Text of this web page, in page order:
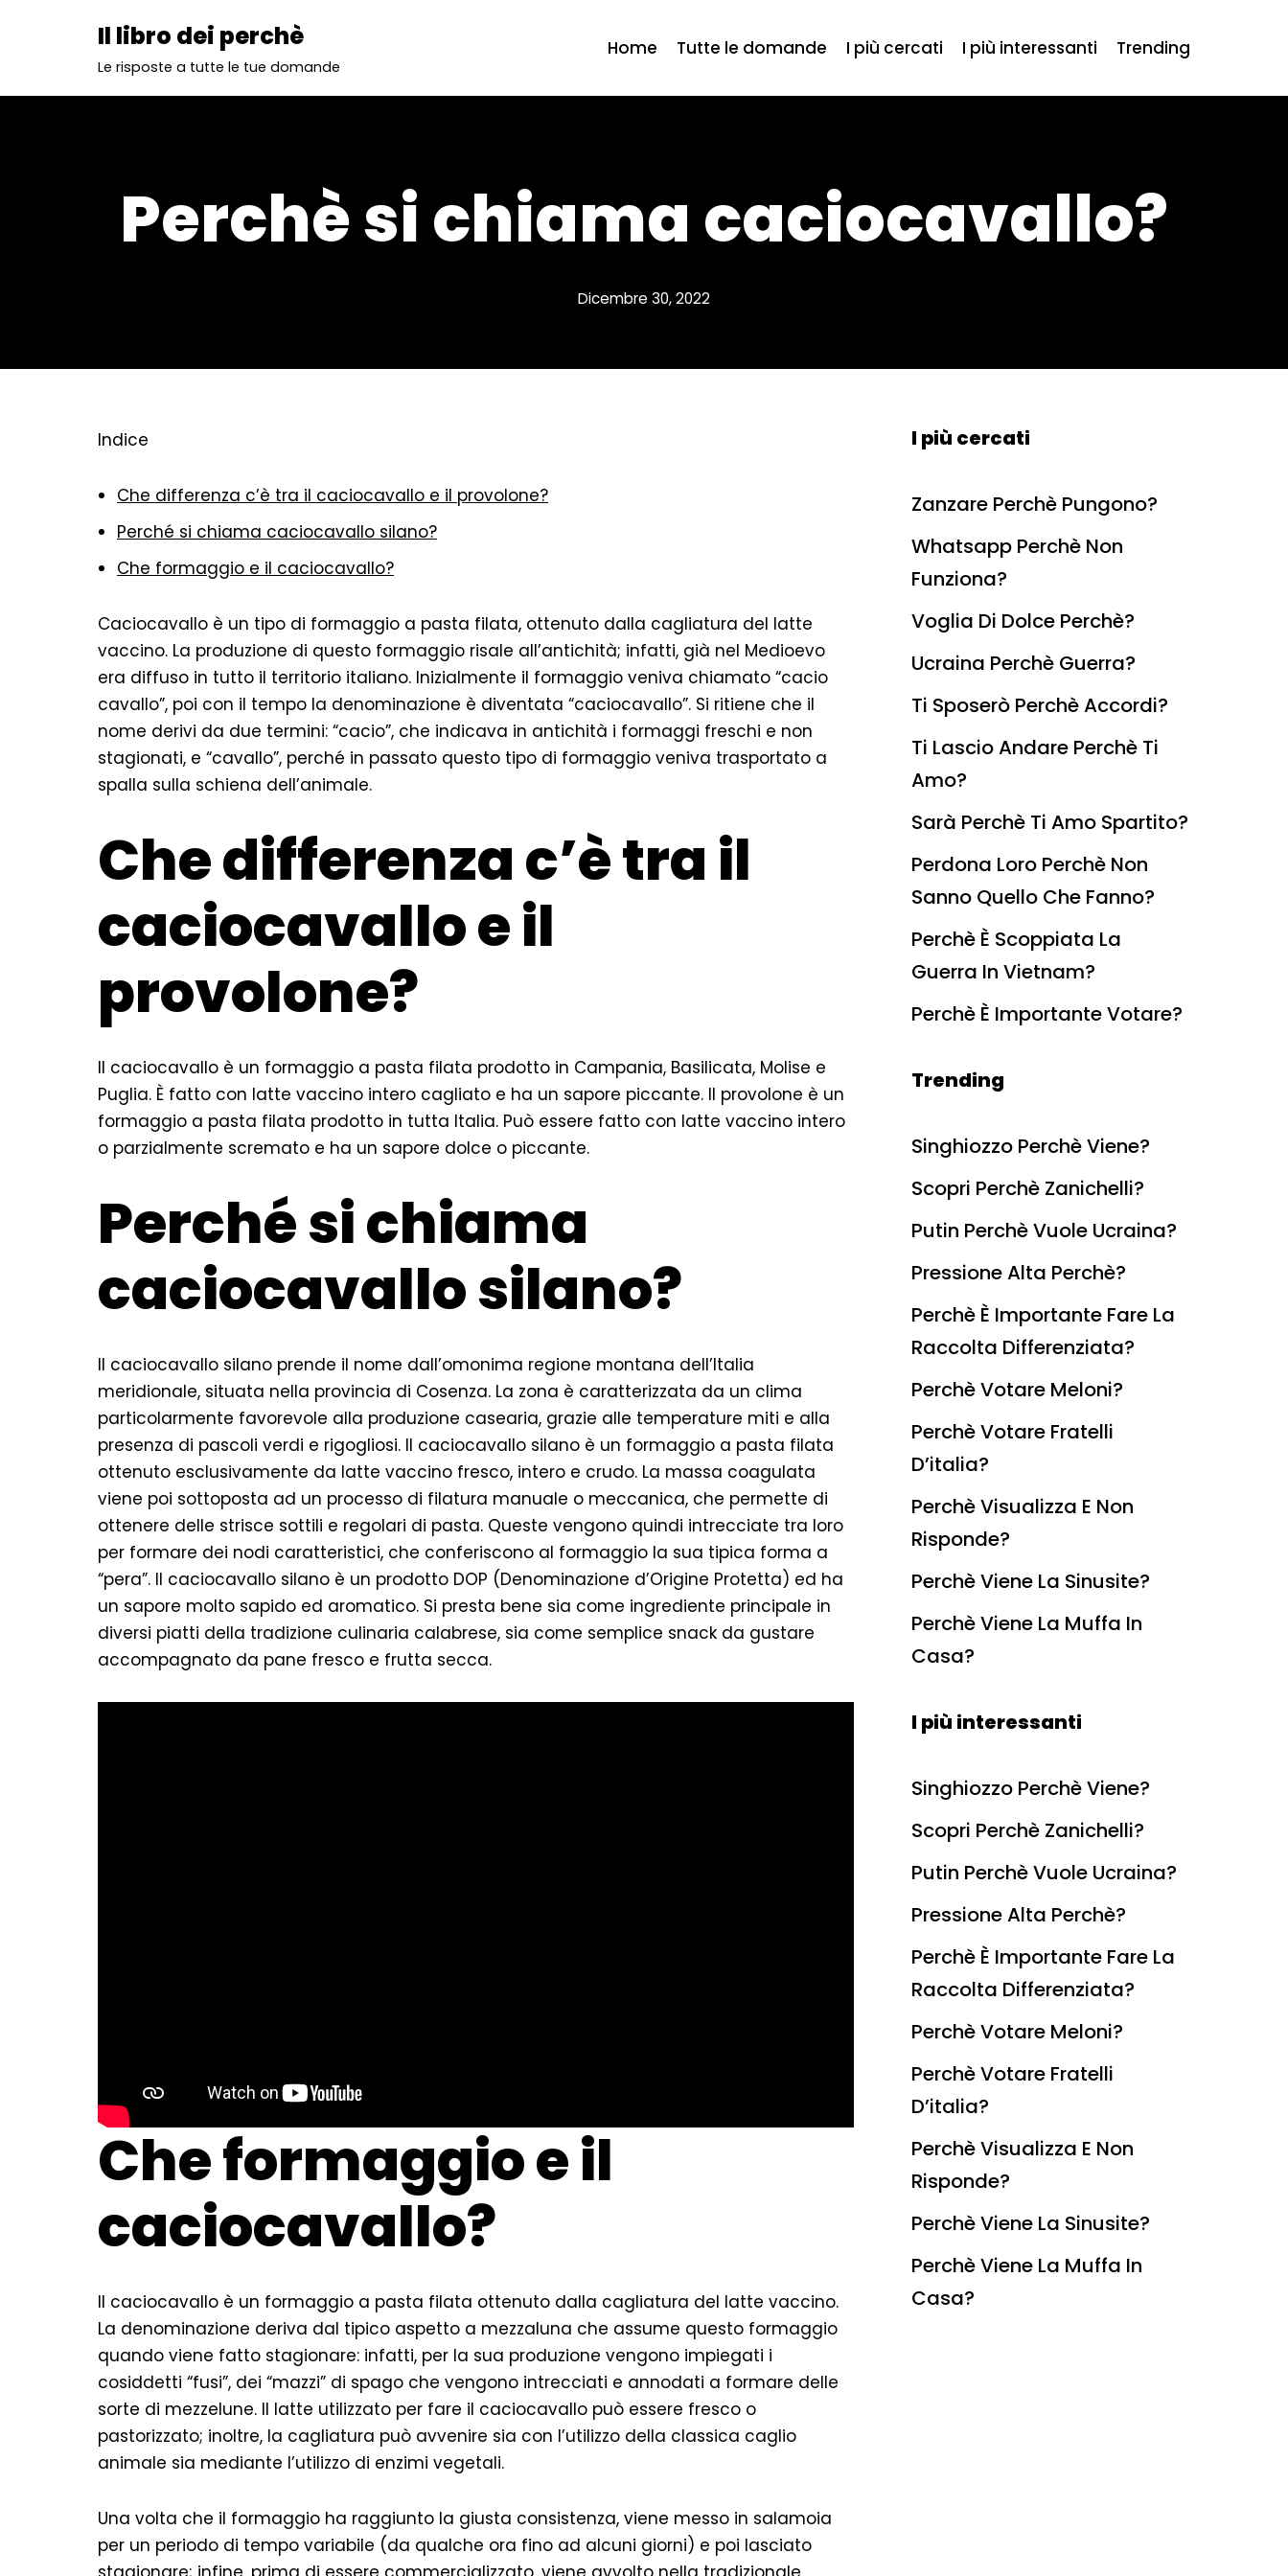
Il libro dei perchè
Le risposte a tutte le tue domande
Home Tutte le domande I più cercati I più interessanti Trending
Perchè si chiama caciocavallo?
Dicembre 30, 2022
Indice
Che differenza c’è tra il caciocavallo e il provolone?
Perché si chiama caciocavallo silano?
Che formaggio e il caciocavallo?
Caciocavallo è un tipo di formaggio a pasta filata, ottenuto dalla cagliatura del latte
vaccino. La produzione di questo formaggio risale all’antichità; infatti, già nel Medioevo
era diffuso in tutto il territorio italiano. Inizialmente il formaggio veniva chiamato “cacio
cavallo”, poi con il tempo la denominazione è diventata “caciocavallo”. Si ritiene che il
nome derivi da due termini: “cacio”, che indicava in antichità i formaggi freschi e non
stagionati, e “cavallo”, perché in passato questo tipo di formaggio veniva trasportato a
spalla sulla schiena dell’animale.
Che differenza c’è tra il
caciocavallo e il
provolone?
Il caciocavallo è un formaggio a pasta filata prodotto in Campania, Basilicata, Molise e
Puglia. È fatto con latte vaccino intero cagliato e ha un sapore piccante. Il provolone è un
formaggio a pasta filata prodotto in tutta Italia. Può essere fatto con latte vaccino intero
o parzialmente scremato e ha un sapore dolce o piccante.
Perché si chiama
caciocavallo silano?
Il caciocavallo silano prende il nome dall’omonima regione montana dell’Italia
meridionale, situata nella provincia di Cosenza. La zona è caratterizzata da un clima
particolarmente favorevole alla produzione casearia, grazie alle temperature miti e alla
presenza di pascoli verdi e rigogliosi. Il caciocavallo silano è un formaggio a pasta filata
ottenuto esclusivamente da latte vaccino fresco, intero e crudo. La massa coagulata
viene poi sottoposta ad un processo di filatura manuale o meccanica, che permette di
ottenere delle strisce sottili e regolari di pasta. Queste vengono quindi intrecciate tra loro
per formare dei nodi caratteristici, che conferiscono al formaggio la sua tipica forma a
“pera”. Il caciocavallo silano è un prodotto DOP (Denominazione d’Origine Protetta) ed ha
un sapore molto sapido ed aromatico. Si presta bene sia come ingrediente principale in
diversi piatti della tradizione culinaria calabrese, sia come semplice snack da gustare
accompagnato da pane fresco e frutta secca.
Che formaggio e il
caciocavallo?
Il caciocavallo è un formaggio a pasta filata ottenuto dalla cagliatura del latte vaccino.
La denominazione deriva dal tipico aspetto a mezzaluna che assume questo formaggio
quando viene fatto stagionare: infatti, per la sua produzione vengono impiegati i
cosiddetti “fusi”, dei “mazzi” di spago che vengono intrecciati e annodati a formare delle
sorte di mezzelune. Il latte utilizzato per fare il caciocavallo può essere fresco o
pastorizzato; inoltre, la cagliatura può avvenire sia con l’utilizzo della classica caglio
animale sia mediante l’utilizzo di enzimi vegetali.
Una volta che il formaggio ha raggiunto la giusta consistenza, viene messo in salamoia
per un periodo di tempo variabile (da qualche ora fino ad alcuni giorni) e poi lasciato
I più cercati
Zanzare Perchè Pungono?
Whatsapp Perchè Non
Funziona?
Voglia Di Dolce Perchè?
Ucraina Perchè Guerra?
Ti Sposerò Perchè Accordi?
Ti Lascio Andare Perchè Ti
Amo?
Sarà Perchè Ti Amo Spartito?
Perdona Loro Perchè Non
Sanno Quello Che Fanno?
Perchè È Scoppiata La
Guerra In Vietnam?
Perchè È Importante Votare?
Trending
Singhiozzo Perchè Viene?
Scopri Perchè Zanichelli?
Putin Perchè Vuole Ucraina?
Pressione Alta Perchè?
Perchè È Importante Fare La
Raccolta Differenziata?
Perchè Votare Meloni?
Perchè Votare Fratelli
D’italia?
Perchè Visualizza E Non
Risponde?
Perchè Viene La Sinusite?
Perchè Viene La Muffa In
Casa?
I più interessanti
Singhiozzo Perchè Viene?
Scopri Perchè Zanichelli?
Putin Perchè Vuole Ucraina?
Pressione Alta Perchè?
Perchè È Importante Fare La
Raccolta Differenziata?
Perchè Votare Meloni?
Perchè Votare Fratelli
D’italia?
Perchè Visualizza E Non
Risponde?
Perchè Viene La Sinusite?
Perchè Viene La Muffa In
Casa?